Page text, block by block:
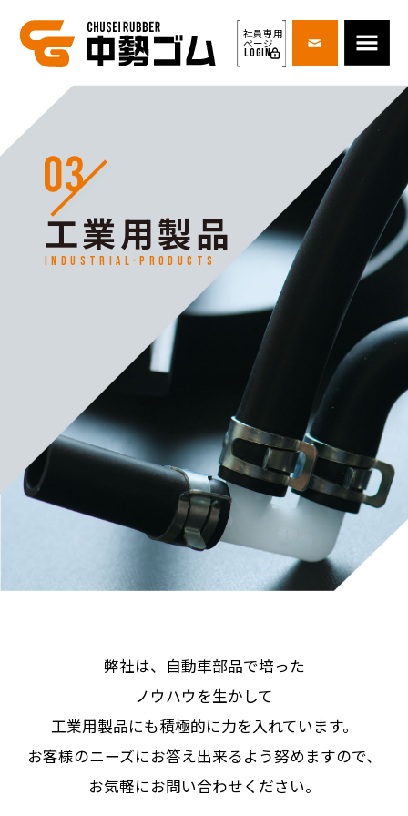
社員専用
ページ
LOGIN
工業用製品
industrial-products
弊社は、自動車部品で培った
ノウハウを生かして
工業用製品にも積極的に力を入れています。
お客様のニーズにお答え出来るよう努めますので、
お気軽にお問い合わせください。